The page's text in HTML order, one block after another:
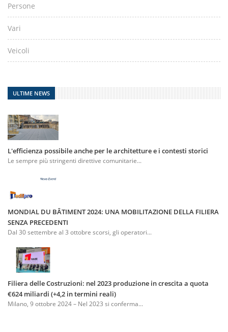
Persone
Vari
Veicoli
ULTIME NEWS
L'efficienza possibile anche per le architetture e i contesti storici
Le sempre più stringenti direttive comunitarie...
MONDIAL DU BÂTIMENT 2024: UNA MOBILITAZIONE DELLA FILIERA
SENZA PRECEDENTI
Dal 30 settembre al 3 ottobre scorsi, gli operatori...
Filiera delle Costruzioni: nel 2023 produzione in crescita a quota
€624 miliardi (+4,2 in termini reali)
Milano, 9 ottobre 2024 – Nel 2023 si conferma...